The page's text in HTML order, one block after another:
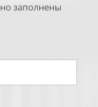
заполнены